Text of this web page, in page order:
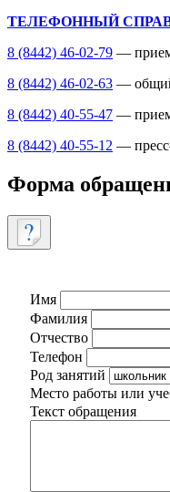
ТЕЛЕФОННЫЙ
8 (8442) 46-02-79 —
8 (8442) 46-02-63 —
8 (8442) 40-55-47 —
8 (8442) 40-55-12 —
Форма
Имя
Фамилия
Отчество
Телефон
Род занятий
Место работы или
Текст обращения